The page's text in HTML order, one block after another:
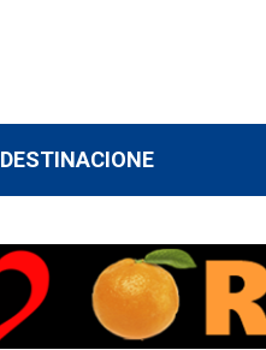
DESTINACIONE